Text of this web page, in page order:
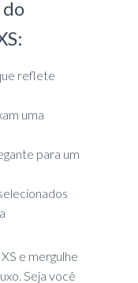
reflete
uma
para um
e mergulhe
Seja você